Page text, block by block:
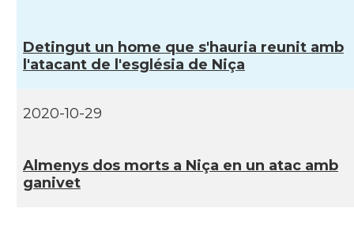
Casal Centre Català d'Occitània
Detingut un home que s'hauria reunit amb
l'atacant de l'església de Niça
2020-10-29
Almenys dos morts a Niça en un atac amb
ganivet